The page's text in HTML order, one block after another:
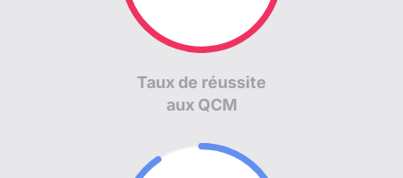
Taux de réussite
aux QCM